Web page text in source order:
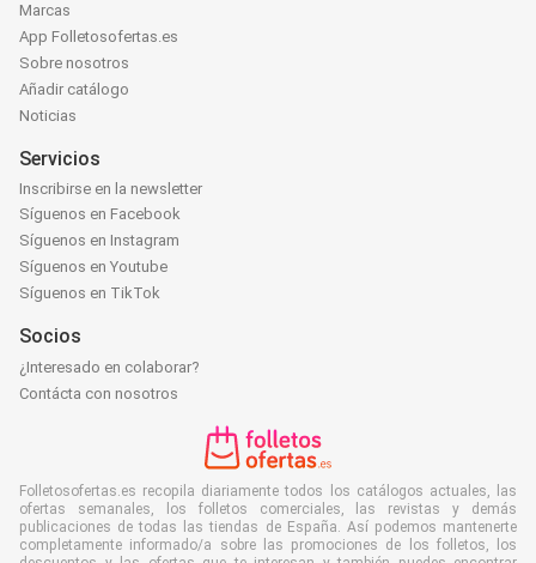
Marcas
App Folletosofertas.es
Sobre nosotros
Añadir catálogo
Noticias
Servicios
Inscribirse en la newsletter
Síguenos en Facebook
Síguenos en Instagram
Síguenos en Youtube
Síguenos en TikTok
Socios
¿Interesado en colaborar?
Contácta con nosotros
Folletosofertas.es recopila diariamente todos los catálogos actuales, las
ofertas semanales, los folletos comerciales, las revistas y demás
publicaciones de todas las tiendas de España. Así podemos mantenerte
completamente informado/a sobre las promociones de los folletos, los